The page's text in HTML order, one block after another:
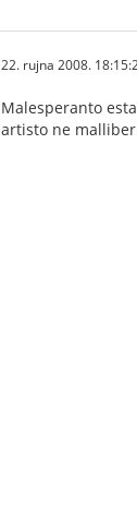
22. rujna 2008.
Malesperanto
artisto ne